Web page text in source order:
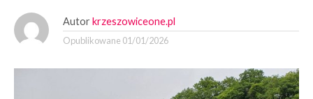
Autor krzeszowiceone.pl
Opublikowane 01/01/2026